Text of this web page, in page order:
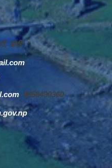
डोटी
,
, 9858490360